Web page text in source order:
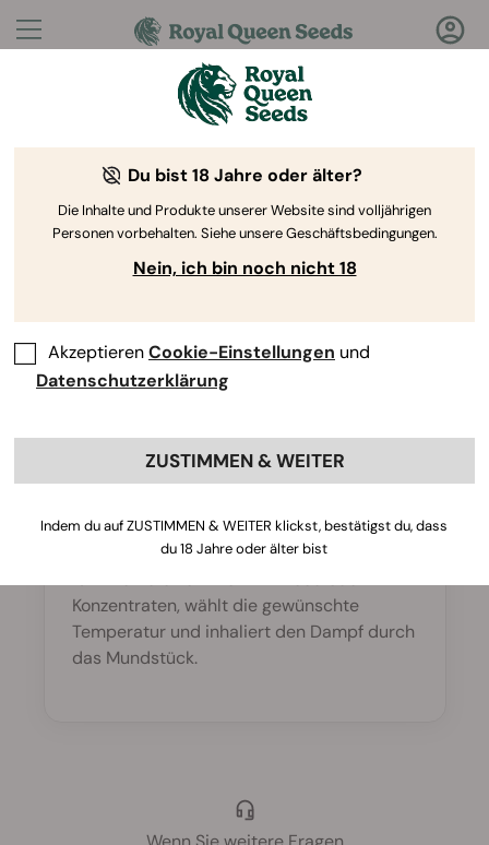
Fragen?Antworten!
Willkommen im Royal Queen Seeds Help Center
Help Center > Produkte und
Anbau > Vaporizer >
Wie verwende ich einen
Vaporizer?
Jedes Vaporizer-Modell hat eine
spezifische Anleitung, doch im Allgemeinen
Konzentraten, wählt die gewünschte
Temperatur und inhaliert den Dampf durch
das Mundstück.
Du bist 18 Jahre oder älter?
Die Inhalte und Produkte unserer Website sind volljährigen
Personen vorbehalten. Siehe unsere Geschäftsbedingungen.
Nein, ich bin noch nicht 18
AkzeptierenCookie-Einstellungen und
Datenschutzerklärung
ZUSTIMMEN & WEITER
Indem du auf ZUSTIMMEN & WEITER klickst, bestätigst du, dass
du 18 Jahre oder älter bist